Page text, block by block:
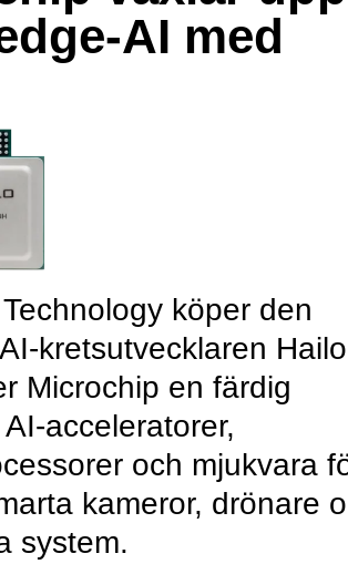
AI med
köper den
kretsutvecklaren
Microchip en färdig
acceleratorer,
och mjukvara
kameror, drönare
system.